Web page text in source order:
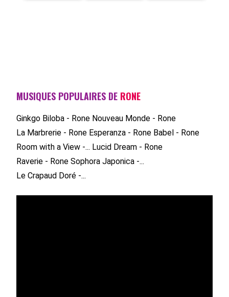
MUSIQUES POPULAIRES DE RONE
Ginkgo Biloba - Rone Nouveau Monde - Rone
La Marbrerie - Rone Esperanza - Rone Babel - Rone
Room with a View -... Lucid Dream - Rone
Raverie - Rone Sophora Japonica -...
Le Crapaud Doré -...